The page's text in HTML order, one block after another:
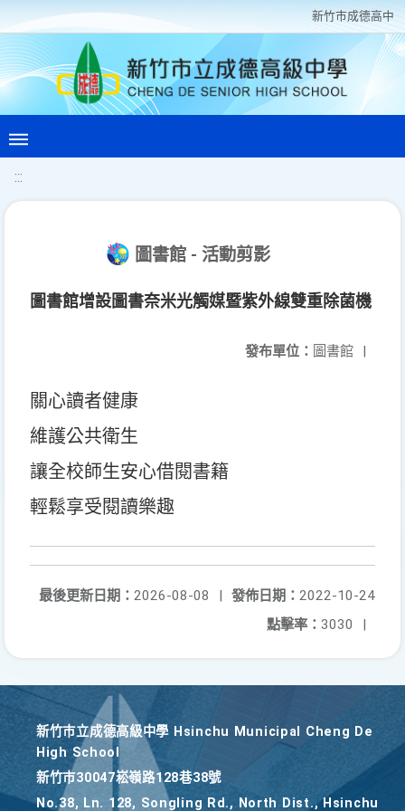
新竹巿成德高中
:::
圖書館 - 活動剪影
圖書館增設圖書奈米光觸媒暨紫外線雙重除菌機
發布單位： 圖書館 |
關心讀者健康
維護公共衛生
讓全校師生安心借閱書籍
輕鬆享受閱讀樂趣
發佈日期： 2022-10-24
最後更新日期： 2026-08-08
|
點擊率： 3030 |
新竹巿立成德高級中學 Hsinchu Municipal Cheng De
High School
新竹巿30047崧嶺路128巷38號
No.38, Ln. 128, Songling Rd., North Dist., Hsinchu